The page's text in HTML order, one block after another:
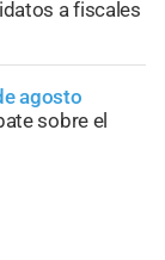
a fiscales
agosto
sobre el